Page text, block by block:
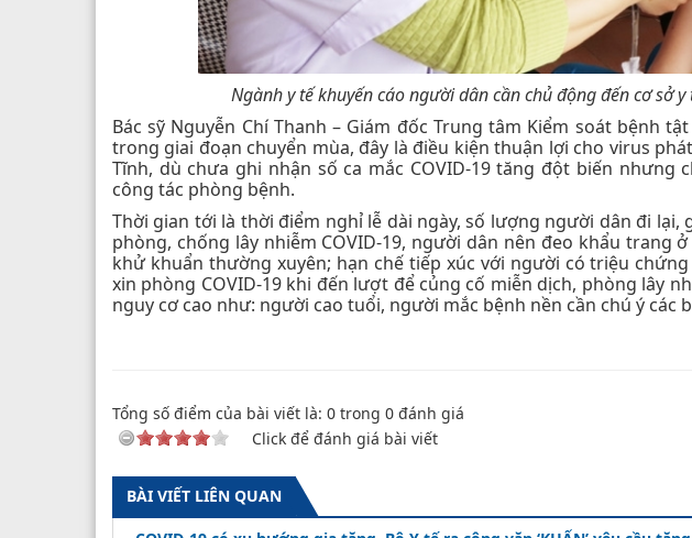
Ngành y tế khuyến cáo người dân cần chủ động đến cơ sở
Bác sỹ Nguyễn Chí Thanh – Giám đốc Trung tâm Kiểm soát bệnh
trong giai đoạn chuyển mùa, đây là điều kiện thuận lợi cho virus
Tĩnh, dù chưa ghi nhận số ca mắc COVID-19 tăng đột biến
công tác phòng bệnh.
Thời gian tới là thời điểm nghỉ lễ dài ngày, số lượng người dân đi lại,
phòng, chống lây nhiễm COVID-19, người dân nên đeo khẩu trang
khử khuẩn thường xuyên; hạn chế tiếp xúc với người có triệu
xin phòng COVID-19 khi đến lượt để củng cố miễn dịch, phòng lây
nguy cơ cao như: người cao tuổi, người mắc bệnh nền cần chú ý
Tổng số điểm của bài viết là: 0 trong 0 đánh giá
Click để đánh giá bài viết
BÀI VIẾT LIÊN QUAN